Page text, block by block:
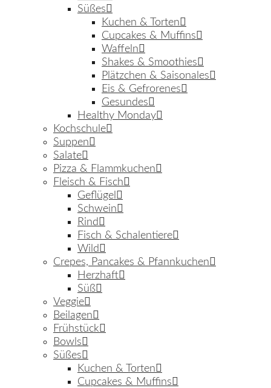
Süßes
Kuchen & Torten
Cupcakes & Muffins
Waffeln
Shakes & Smoothies
Plätzchen & Saisonales
Eis & Gefrorenes
Gesundes
Healthy Monday
Kochschule
Suppen
Salate
Pizza & Flammkuchen
Fleisch & Fisch
Geflügel
Schwein
Rind
Fisch & Schalentiere
Wild
Crepes, Pancakes & Pfannkuchen
Herzhaft
Süß
Veggie
Beilagen
Frühstück
Bowls
Süßes
Kuchen & Torten
Cupcakes & Muffins